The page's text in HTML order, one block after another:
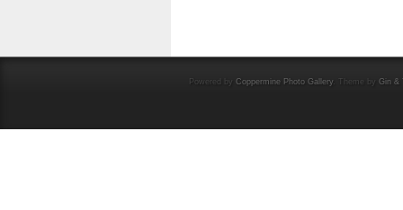
Powered by Coppermine Photo Gallery. Theme by Gin &